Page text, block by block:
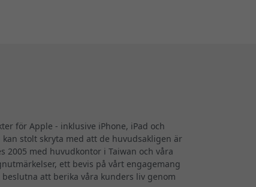
för Apple - inklusive iPhone, iPad och
stolt skryta med att de huvudsakligen är
med huvudkontor i Taiwan och våra
ett bevis på vårt engagemang
att berika våra kunders liv genom